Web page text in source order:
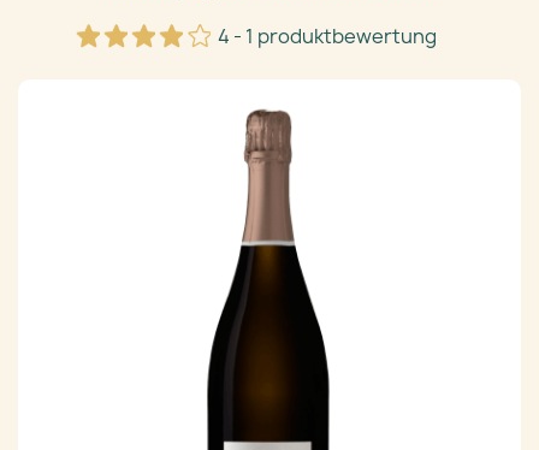
4 - 1 produktbewertung